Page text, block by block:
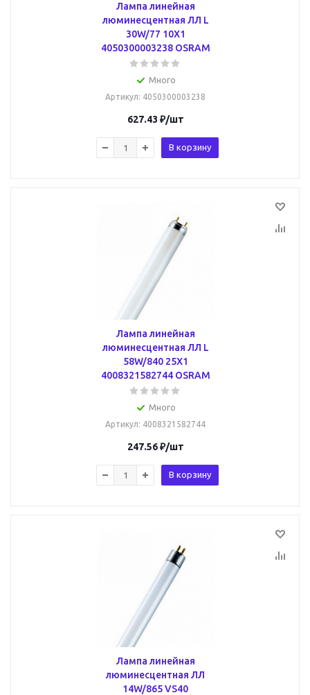
Лампа линейная
люминесцентная ЛЛ L
30W/77 10X1
4050300003238 OSRAM
Много
Артикул: 4050300003238
627.43 ₽/шт
В корзину
Лампа линейная
люминесцентная ЛЛ L
58W/840 25X1
4008321582744 OSRAM
Много
Артикул: 4008321582744
247.56₽/шт
В корзину
Лампа линейная
люминесцентная ЛЛ
14W/865 VS40